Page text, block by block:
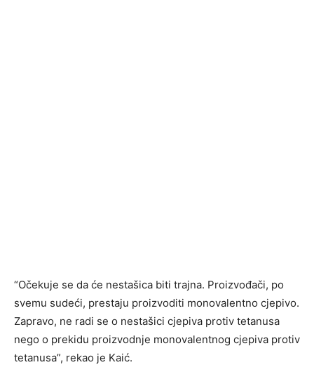
“Očekuje se da će nestašica biti trajna. Proizvođači, po
svemu sudeći, prestaju proizvoditi monovalentno cjepivo.
Zapravo, ne radi se o nestašici cjepiva protiv tetanusa
nego o prekidu proizvodnje monovalentnog cjepiva protiv
tetanusa”, rekao je Kaić.